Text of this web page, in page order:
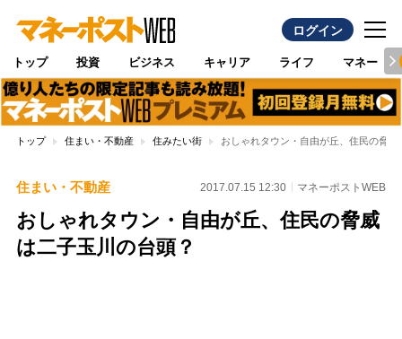
ログイン
トップ 投資 ビジネス キャリア ライフ マネー
トップ 住まい・不動産 住みたい街 おしゃれタウン・自由が丘、住民の脅
住まい・不動産 2017.07.15 12:30 マネーポストWEB
おしゃれタウン・自由が丘、住民の脅威
は二子玉川の台頭？